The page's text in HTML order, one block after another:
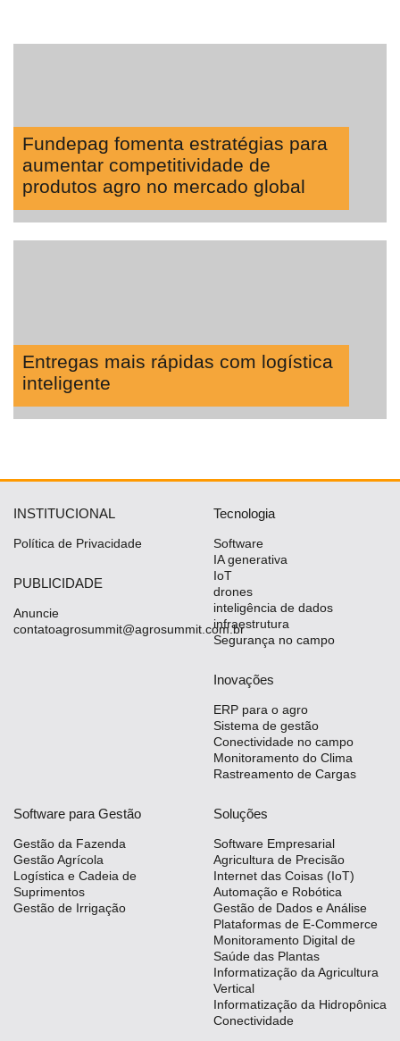
Fundepag fomenta estratégias para
aumentar competitividade de
produtos agro no mercado global
Entregas mais rápidas com logística
inteligente
INSTITUCIONAL
Política de Privacidade
PUBLICIDADE
Anuncie
contatoagrosummit@agrosummit.com.br
Tecnologia
Software
IA generativa
IoT
drones
inteligência de dados
infraestrutura
Segurança no campo
Inovações
ERP para o agro
Sistema de gestão
Conectividade no campo
Monitoramento do Clima
Rastreamento de Cargas
Software para Gestão
Gestão da Fazenda
Gestão Agrícola
Logística e Cadeia de
Suprimentos
Gestão de Irrigação
Soluções
Software Empresarial
Agricultura de Precisão
Internet das Coisas (IoT)
Automação e Robótica
Gestão de Dados e Análise
Plataformas de E-Commerce
Monitoramento Digital de
Saúde das Plantas
Informatização da Agricultura
Vertical
Informatização da Hidropônica
Conectividade